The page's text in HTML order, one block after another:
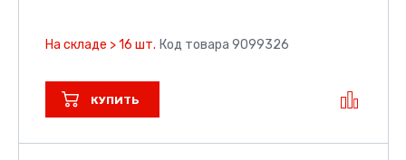
На складе > 16 шт. Код товара 9099326
КУПИТЬ